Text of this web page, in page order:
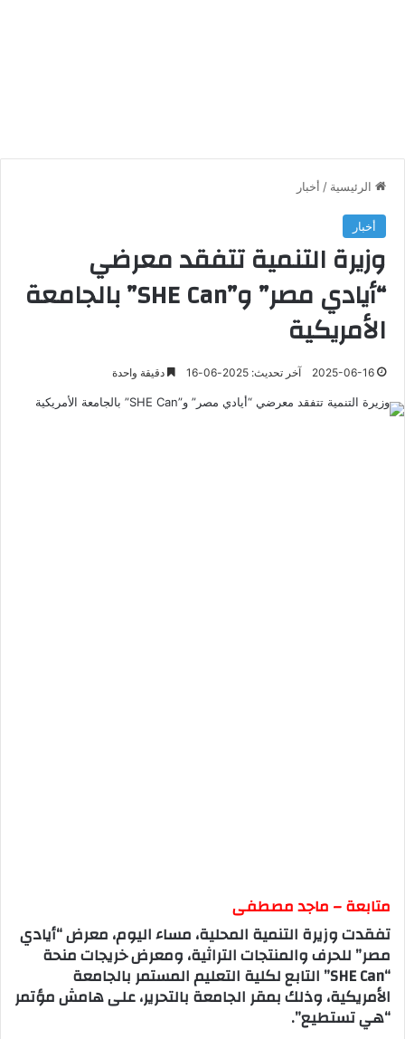
الرئيسية / أخبار
أخبار
وزيرة التنمية تتفقد معرضي
“أيادي مصر” و”SHE Can” بالجامعة
الأمريكية
2025-06-16 آخر تحديث: 2025-06-16 دقيقة واحدة
متابعة – ماجد مصطفى
تفقدت وزيرة التنمية المحلية، مساء اليوم، معرض “أيادي
مصر” للحرف والمنتجات التراثية، ومعرض خريجات منحة
“SHE Can” التابع لكلية التعليم المستمر بالجامعة
الأمريكية، وذلك بمقر الجامعة بالتحرير، على هامش مؤتمر
“هي تستطيع”.